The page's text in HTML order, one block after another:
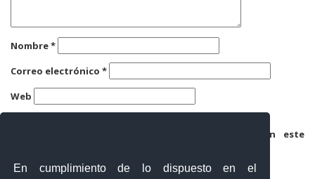
En cumplimiento de lo dispuesto en el
Nombre*
Correo electrónico *
Web
Guarda mi nombre, correo electrónico y web en este